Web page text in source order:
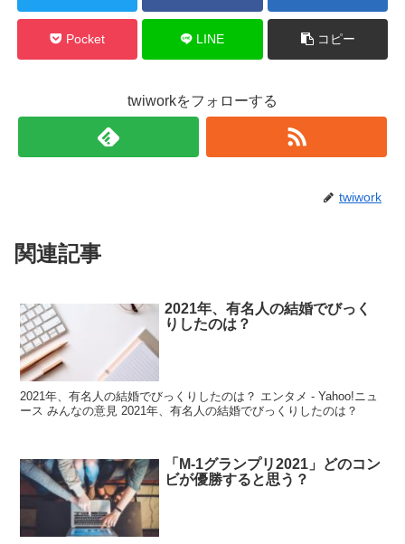
Pocket LINE コピー
twiworkをフォローする
twiwork
関連記事
2021年、有名人の結婚でびっく
りしたのは？
2021年、有名人の結婚でびっくりしたのは？ エンタメ - Yahoo!ニュ
ース みんなの意見 2021年、有名人の結婚でびっくりしたのは？
「M-1グランプリ2021」どのコン
ビが優勝すると思う？